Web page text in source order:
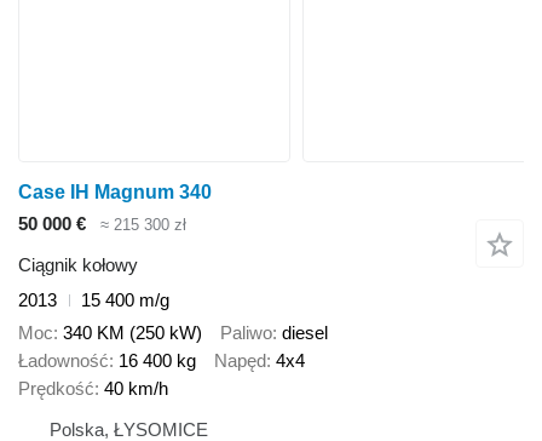
Case IH Magnum 340
50 000 €
≈ 215 300 zł
Ciągnik kołowy
2013
15 400 m/g
Moc 340 KM (250 kW) Paliwo diesel
Ładowność 16 400 kg Napęd 4x4
Prędkość 40 km/h
Polska, ŁYSOMICE